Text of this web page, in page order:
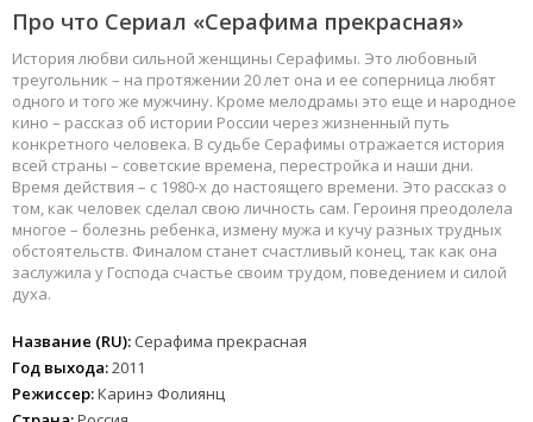
Про что Сериал «Серафима прекрасная»
История любви сильной женщины Серафимы. Это любовный
треугольник – на протяжении 20 лет она и ее соперница любят
одного и того же мужчину. Кроме мелодрамы это еще и народное
кино – рассказ об истории России через жизненный путь
конкретного человека. В судьбе Серафимы отражается история
всей страны – советские времена, перестройка и наши дни.
Время действия – с 1980-х до настоящего времени. Это рассказ о
том, как человек сделал свою личность сам. Героиня преодолела
многое – болезнь ребенка, измену мужа и кучу разных трудных
обстоятельств. Финалом станет счастливый конец, так как она
заслужила у Господа счастье своим трудом, поведением и силой
духа.
Название (RU): Серафима прекрасная
Год выхода:2011
Режиссер:Каринэ Фолиянц